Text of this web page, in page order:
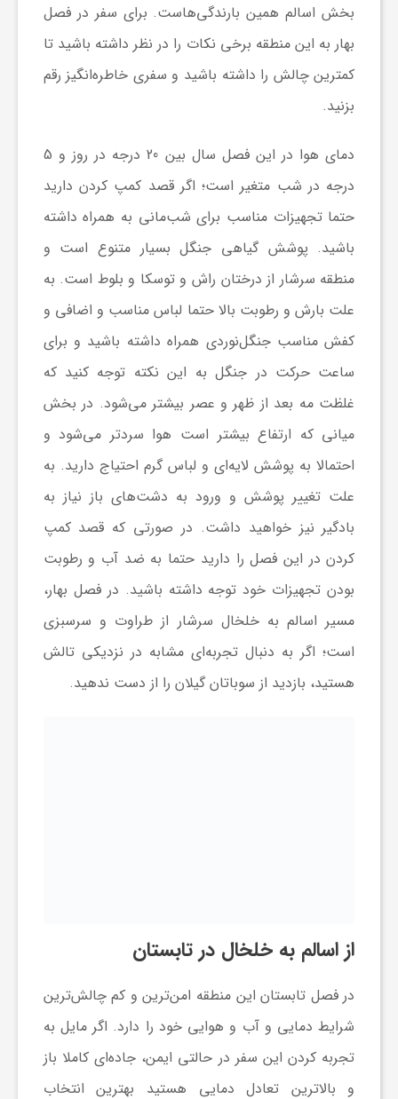
بخش اسالم همین بارندگی‌هاست. برای سفر در فصل
بهار به این منطقه برخی نکات را در نظر داشته باشید تا
کمترین چالش را داشته باشید و سفری خاطره‌انگیز رقم
بزنید.
دمای هوا در این فصل سال بین 20 درجه در روز و 5
درجه در شب متغیر است؛ اگر قصد کمپ کردن دارید
حتما تجهیزات مناسب برای شب‌مانی به همراه داشته
باشید. پوشش گیاهی جنگل بسیار متنوع است و
منطقه سرشار از درختان راش و توسکا و بلوط است. به
علت بارش و رطوبت بالا حتما لباس مناسب و اضافی و
کفش مناسب جنگل‌نوردی همراه داشته باشید و برای
ساعت حرکت در جنگل به این نکته توجه کنید که
غلظت مه بعد از ظهر و عصر بیشتر می‌شود. در بخش
میانی که ارتفاع بیشتر است هوا سردتر می‌شود و
احتمالا به پوشش لایه‌ای و لباس گرم احتیاج دارید. به
علت تغییر پوشش و ورود به دشت‌های باز نیاز به
بادگیر نیز خواهید داشت. در صورتی که قصد کمپ
کردن در این فصل را دارید حتما به ضد آب و رطوبت
بودن تجهیزات خود توجه داشته باشید. در فصل بهار،
مسیر اسالم به خلخال سرشار از طراوت و سرسبزی
است؛ اگر به دنبال تجربه‌ای مشابه در نزدیکی تالش
هستید، بازدید از سوباتان گیلان را از دست ندهید.
از اسالم به خلخال در تابستان
در فصل تابستان این منطقه امن‌ترین و کم چالش‌ترین
شرایط دمایی و آب و هوایی خود را دارد. اگر مایل به
تجربه کردن این سفر در حالتی ایمن، جاده‌ای کاملا باز
و بالاترین تعادل دمایی هستید بهترین انتخاب